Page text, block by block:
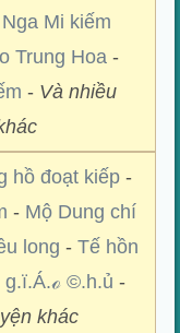
Nga Mi kiếm
Trung Hoa-
- Và nhiều
hồ đoạt kiếp -
- Mộ Dung chí
long -Tế hồn
g.ï.Á.ℴ ©.h.ủ -
khác